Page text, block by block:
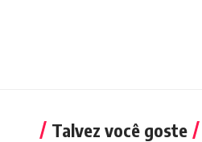
Talvez você goste